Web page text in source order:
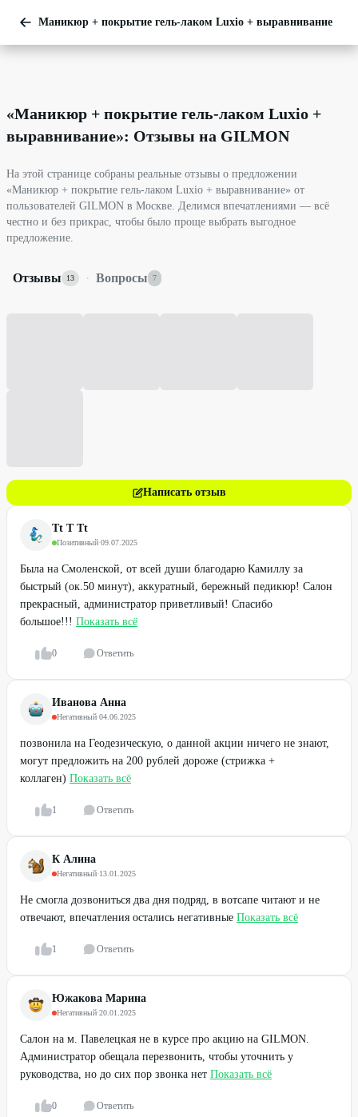
Маникюр + покрытие гель-лаком Luxio + выравнивание
«Маникюр + покрытие гель-лаком Luxio +
выравнивание»: Отзывы на GILMON
На этой странице собраны реальные отзывы о предложении
«Маникюр + покрытие гель-лаком Luxio + выравнивание» от
пользователей GILMON в Москве. Делимся впечатлениями — всё
честно и без прикрас, чтобы было проще выбрать выгодное
предложение.
Отзывы 13 · Вопросы 7
Написать отзыв
Tt T Tt
Позитивный·09.07.2025
Была на Смоленской, от всей души благодарю Камиллу за
быстрый (ок.50 минут), аккуратный, бережный педикюр! Салон
прекрасный, администратор приветливый! Спасибо
большое!!! Показать всё
0 Ответить
Иванова Анна
Негативный·04.06.2025
позвонила на Геодезическую, о данной акции ничего не знают,
могут предложить на 200 рублей дороже (стрижка +
коллаген) Показать всё
1 Ответить
К Алина
Негативный·13.01.2025
Не смогла дозвониться два дня подряд, в вотсапе читают и не
отвечают, впечатления остались негативные Показать всё
1 Ответить
Южакова Марина
Негативный·20.01.2025
Салон на м. Павелецкая не в курсе про акцию на GILMON.
Администратор обещала перезвонить, чтобы уточнить у
руководства, но до сих пор звонка нет Показать всё
0 Ответить